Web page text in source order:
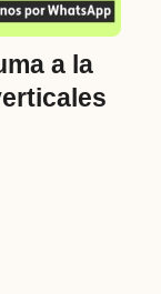
a la